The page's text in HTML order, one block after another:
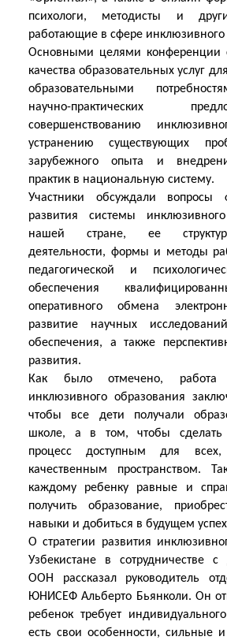
психологи, методисты и
работающие в сфере инклюзивного
Основными целями конференции
качества образовательных услуг
образовательными
научно-практических
совершенствованию
устранению существующих
зарубежного опыта и
практик в национальную систему.
Участники обсуждали вопросы
развития системы
нашей стране, ее
деятельности, формы и методы
педагогической и
обеспечения
оперативного обмена
развитие научных
обеспечения, а также
развития.
Как было отмечено,
инклюзивного образования
чтобы все дети получали
школе, а в том, чтобы сделать
процесс доступным для
качественным пространством.
каждому ребенку равные и
получить образование,
навыки и добиться в будущем
О стратегии развития
Узбекистане в сотрудничестве
ООН рассказал руководитель
ЮНИСЕФ Альберто Бьянколи. Он
ребенок требует
есть свои особенности, сильные